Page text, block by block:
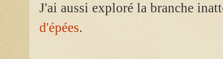
J'ai aussi exploré la branche
d'épées.